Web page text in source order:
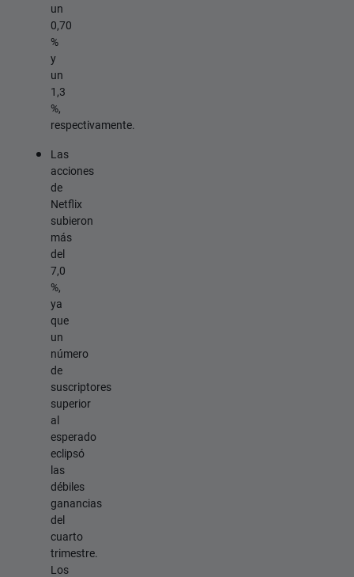
un
0,70
%
y
un
1,3
%,
respectivamente.
Las
acciones
de
Netflix
subieron
más
del
7,0
%,
ya
que
un
número
de
suscriptores
superior
al
esperado
eclipsó
las
débiles
ganancias
del
cuarto
trimestre.
Los